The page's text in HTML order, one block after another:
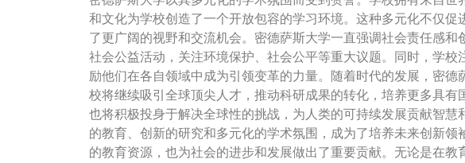
和文化为学校创造了一个开放包容的学习环境。这种多元化不仅
了更广阔的视野和交流机会。密德萨斯大学一直强调社会责任感
社会公益活动，关注环境保护、社会公平等重大议题。同时，学校
励他们在各自领域中成为引领变革的力量。随着时代的发展，密
校将继续吸引全球顶尖人才，推动科研成果的转化，培养更多具有
也将积极投身于解决全球性的挑战，为人类的可持续发展贡献智慧
的教育、创新的研究和多元化的学术氛围，成为了培养未来创新
的教育资源，也为社会的进步和发展做出了重要贡献。无论是在
联系客服办理